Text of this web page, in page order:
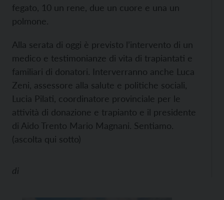
fegato, 10 un rene, due un cuore e una un
polmone.
Alla serata di oggi è previsto l’intervento di un
medico e testimonianze di vita di trapiantati e
familiari di donatori. Interverranno anche Luca
Zeni, assessore alla salute e politiche sociali,
Lucia Pilati, coordinatore provinciale per le
attività di donazione e trapianto e il presidente
di Aido Trento Mario Magnani. Sentiamo.
(ascolta qui sotto)
di